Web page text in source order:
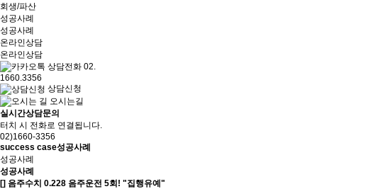
회생/파산
성공사례
성공사례
온라인상담
온라인상담
상담전화 02.
1660.3356
상담신청
오시는길
실시간상담문의
터치 시 전화로 연결됩니다.
02)1660-3356
success case성공사례
성공사례
성공사례
[] 음주수치 0.228 음주운전 5회! "집행유예"